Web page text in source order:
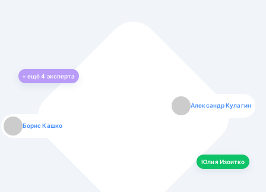
+ ещё4 эксперта
Борис Кашко
Александр Кулагин
Юлия Изоитко
Юлия Изоитко
Даниил Макаров
Александр Кулагин
Екатерина Лазаренко
Даниил Макаров
Борис Кашко
Екатерина Лазаренко
Юлия Изоитко